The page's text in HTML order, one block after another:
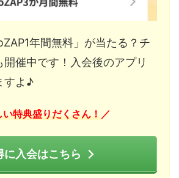
年間無料」が当たる？チ
開催中です！入会後のアプリ
すよ♪
い特典盛りだくさん！ ／
に入会はこちら